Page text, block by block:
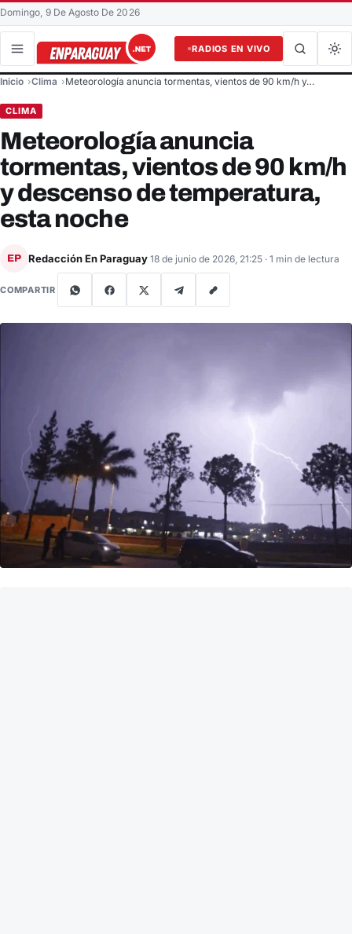
Domingo, 9 De Agosto De 2026
RADIOS EN VIVO
Buscar en el sitio
Buscar
Inicio Clima Meteorología anuncia tormentas, vientos de 90 km/h y…
CLIMA
Meteorología anuncia
tormentas, vientos de 90 km/h
y descenso de temperatura,
esta noche
EP Redacción En Paraguay 18 de junio de 2026, 21:25 · 1 min de lectura
COMPARTIR